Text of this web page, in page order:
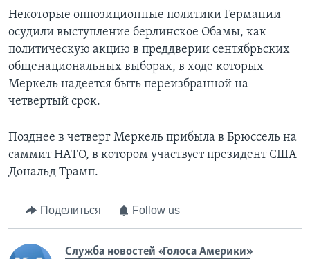
Некоторые оппозиционные политики Германии
осудили выступление берлинское Обамы, как
политическую акцию в преддверии сентябрьских
общенациональных выборах, в ходе которых
Меркель надеется быть переизбранной на
четвертый срок.
Позднее в четверг Меркель прибыла в Брюссель на
саммит НАТО, в котором участвует президент США
Дональд Трамп.
Поделиться Follow us
Служба новостей «Голоса Америки»